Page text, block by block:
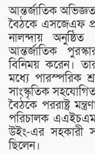
​আন্তর্জাতিক
​বৈঠকে এসজেএফ
নালন্দায়
আন্তর্জাতিক
বিনিময় করেন।
মধ্যে পারস্পরিক
সাংস্কৃতিক
​বৈঠকে পররাষ্ট্র
পরিচালক এএইচএম
উইং-এর সহকারী
ছিলেন।